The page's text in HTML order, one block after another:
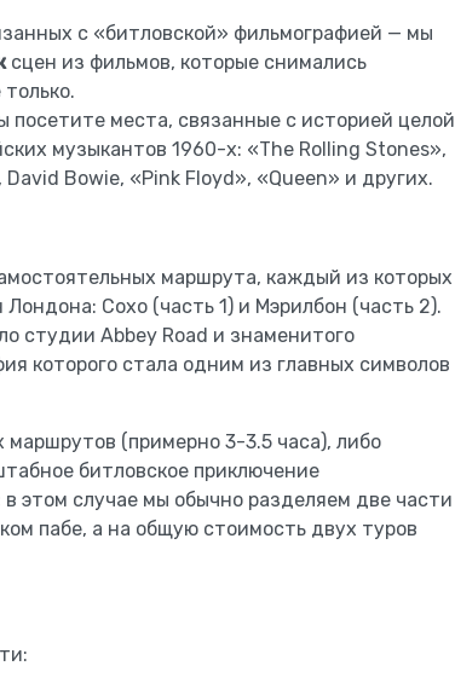
с «битловской» фильмографией — мы
сцен из фильмов, которые снимались
посетите места, связанные с историей целой
музыкантов 1960-х: «The Rolling Stones»,
Bowie, «Pink Floyd», «Queen» и других.
маршрута, каждый из которых
Сохо (часть 1) и Мэрилбон (часть 2).
студии Abbey Road и знаменитого
которого стала одним из главных символов
маршрутов (примерно 3-3.5 часа), либо
битловское приключение
этом случае мы обычно разделяем две части
пабе, а на общую стоимость двух туров